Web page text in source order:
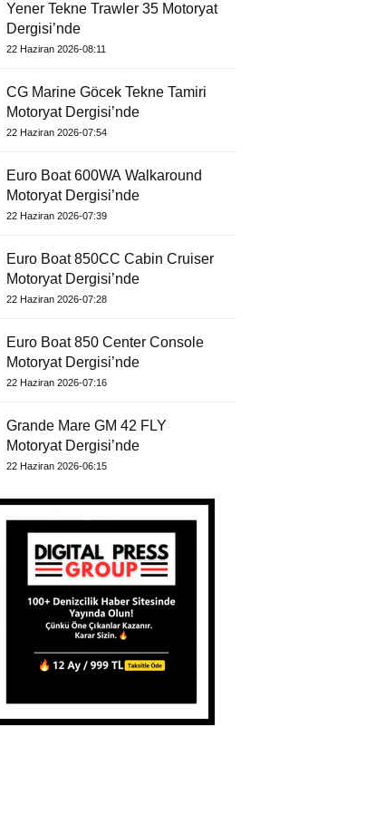
Yener Tekne Trawler 35 Motoryat
Dergisi’nde
22 Haziran 2026-08:11
CG Marine Göcek Tekne Tamiri
Motoryat Dergisi’nde
22 Haziran 2026-07:54
Euro Boat 600WA Walkaround
Motoryat Dergisi’nde
22 Haziran 2026-07:39
Euro Boat 850CC Cabin Cruiser
Motoryat Dergisi’nde
22 Haziran 2026-07:28
Euro Boat 850 Center Console
Motoryat Dergisi’nde
22 Haziran 2026-07:16
Grande Mare GM 42 FLY
Motoryat Dergisi’nde
22 Haziran 2026-06:15